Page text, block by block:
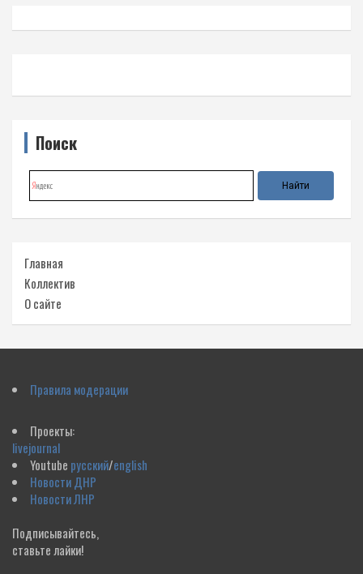
Поиск
Главная
Коллектив
О сайте
Правила модерации
Проекты:
livejournal
Youtube русский/english
Новости ДНР
Новости ЛНР
Подписывайтесь,
ставьте лайки!